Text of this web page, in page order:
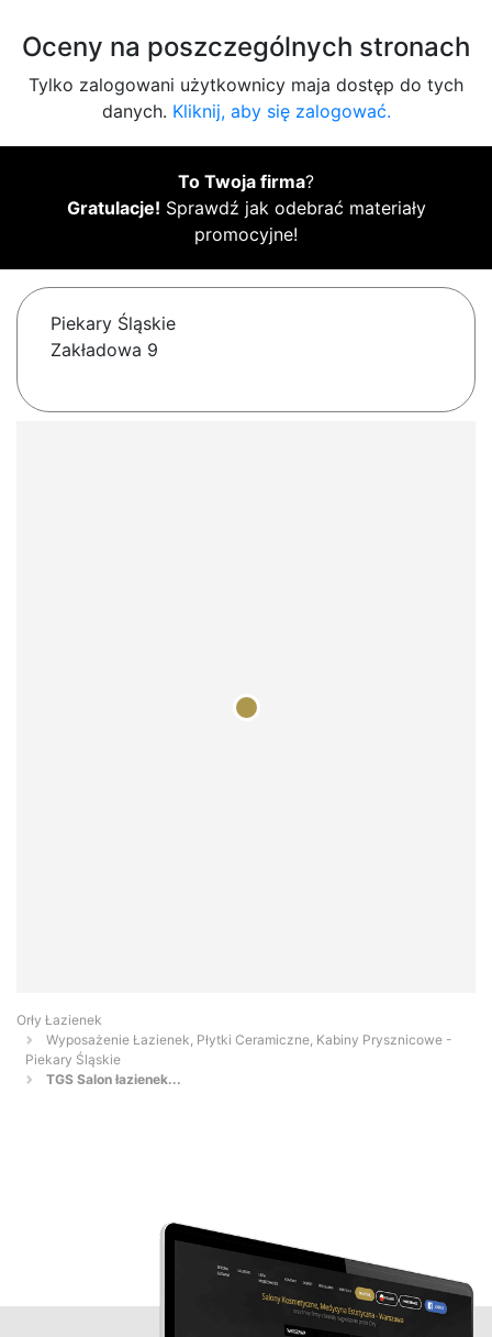
Oceny na poszczególnych stronach
Tylko zalogowani użytkownicy maja dostęp do tych
danych. Kliknij, aby się zalogować.
To Twoja firma?
Gratulacje! Sprawdź jak odebrać materiały
promocyjne!
Piekary Śląskie
Zakładowa 9
Orły Łazienek
Wyposażenie Łazienek, Płytki Ceramiczne, Kabiny Prysznicowe -
Piekary Śląskie
TGS Salon łazienek...